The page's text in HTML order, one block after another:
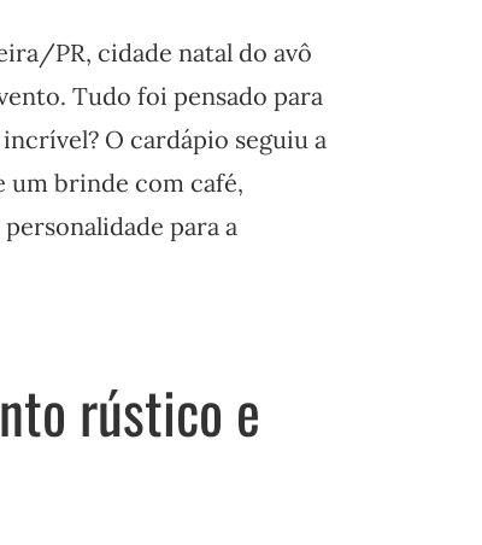
PR, cidade natal do avô
Tudo foi pensado para
O cardápio seguiu a
um brinde com café,
para a
rústico e